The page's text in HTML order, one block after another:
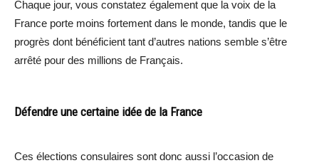
Chaque jour, vous constatez également que la voix de la
France porte moins fortement dans le monde, tandis que le
progrès dont bénéficient tant d’autres nations semble s’être
arrêté pour des millions de Français.
Défendre une certaine idée de la France
Ces élections consulaires sont donc aussi l’occasion de